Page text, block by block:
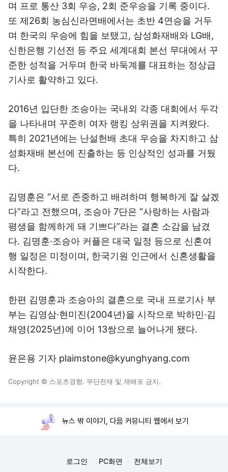
며 프로 통산 3회 우승, 2회 준우승을 기록 중이다.
또 제26회 농심신라면배에서는 초반 4연승을 거두
며 한국의 우승에 힘을 보탰고, 삼성화재배와 LG배,
신한은행 기선전 등 주요 세계대회 본선 무대에서 꾸
준한 성적을 거두며 한국 바둑계를 대표하는 정상급
기사로 활약하고 있다.
2016년 입단한 조승아는 국내외 각종 대회에서 두각
을 나타내며 꾸준히 여자 랭킹 상위권을 지켜왔다.
특히 2021년에는 난설헌배 초대 우승을 차지하고 삼
성화재배 본선에 진출하는 등 인상적인 성과를 거뒀
다.
김명훈은 “서로 존중하고 배려하며 행복하게 잘 살겠
다”라고 전했으며, 조승아 7단은 “사랑하는 사람과
평생을 함께하게 돼 기쁘다”라는 결혼 소감을 남겼
다. 김명훈·조승아 커플은 대국 일정 등으로 신혼여
행 일정은 미정이며, 한국기원 인근에서 신혼생활을
시작한다.
한편 김명훈과 조승아의 결혼으로 국내 프로기사 부
부는 김영삼·현미진(2004년)을 시작으로 박하민·김
채영(2025년)에 이어 13쌍으로 늘어나게 됐다.
윤은용 기자 plaimstone@kyunghyang.com
Copyright © 스포츠경향. 무단전재 및 재배포 금지.
뉴스 밖 이야기, 다음 커뮤니티 웹에서 보기
로그인 PC화면 전체보기